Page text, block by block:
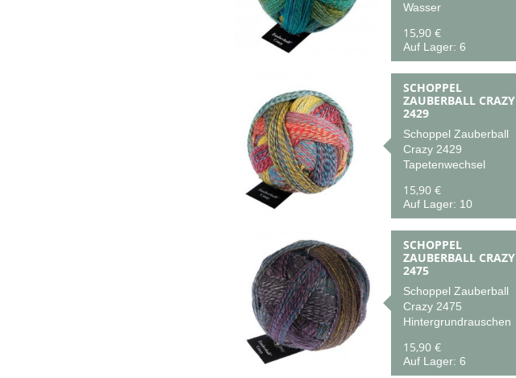
Wasser
15,90 €
Auf Lager: 6
SCHOPPEL
ZAUBERBALL CRAZY
2429
Schoppel Zauberball
Crazy 2429
Tapetenwechsel
15,90 €
Auf Lager: 10
SCHOPPEL
ZAUBERBALL CRAZY
2475
Schoppel Zauberball
Crazy 2475
Hintergrundrauschen
15,90 €
Auf Lager: 6